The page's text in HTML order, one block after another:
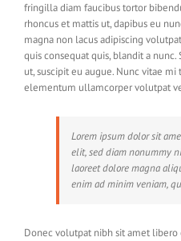
fringilla diam faucibus tortor
rhoncus et mattis ut, dapibus eu
magna non lacus adipiscing
quis consequat quis, blandit a
ut, suscipit eu augue. Nunc vitae
elementum ullamcorper volutpat
Lorem ipsum dolor sit
elit, sed diam nonummy
laoreet dolore magna
enim ad minim veniam,
Donec volutpat nibh sit amet